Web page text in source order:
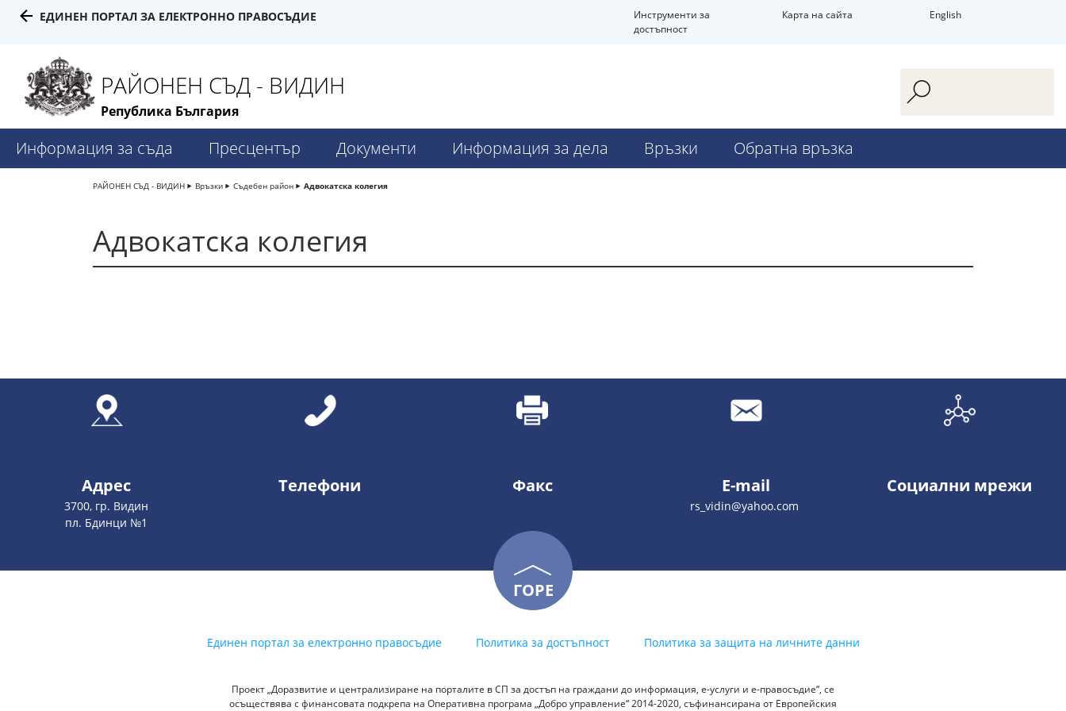
ЕДИНЕН ПОРТАЛ ЗА ЕЛЕКТРОННО ПРАВОСЪДИЕ
Инструменти за
достъпност
Карта на сайта English
РАЙОНЕН СЪД - ВИДИН
Република България
Информация за съда Пресцентър Документи Информация за дела Връзки Обратна връзка
РАЙОНЕН СЪД - ВИДИН Връзки Съдебен район Адвокатска колегия
Адвокатска колегия
Адрес
3700, гр. Видин
пл. Бдинци №1
Телефони Факс E-mail
rs_vidin@yahoo.com
Социални мрежи
ГОРЕ
Единен портал за електронно правосъдие Политика за достъпност Политика за защита на личните данни
Проект „Доразвитие и централизиране на порталите в СП за достъп на граждани до информация, е-услуги и е-правосъдие“, се
осъществява с финансовата подкрепа на Оперативна програма „Добро управление“ 2014-2020, съфинансирана от Европейския